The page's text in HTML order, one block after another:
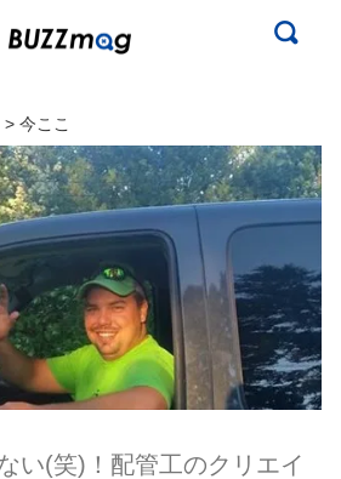
> 今ここ
い(笑)！配管工のクリエイ